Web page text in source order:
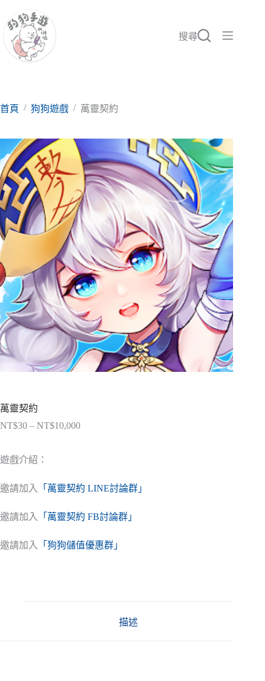
至
要
搜尋
首頁 / 狗狗遊戲 / 萬靈契約
萬靈契約
NT$30 – NT$10,000價
NT$30
到
遊戲介紹：
邀請加入 「萬靈契約 LINE討論群」
邀請加入 「萬靈契約 FB討論群」
邀請加入 「狗狗儲值優惠群」
描述